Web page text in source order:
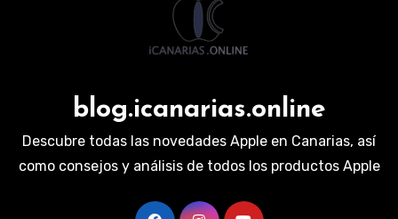
blog.icanarias.online
Descubre todas las novedades Apple en Canarias, así
como consejos y análisis de todos los productos Apple